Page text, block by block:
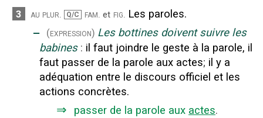
3 au plur. Q/C fam. et fig. Les paroles.
‒ (expression) Les bottines doivent suivre les
babines : il faut joindre le geste à la parole, il
faut passer de la parole aux actes; il y a
adéquation entre le discours officiel et les
actions concrètes.
⇒ passer de la parole aux actes.